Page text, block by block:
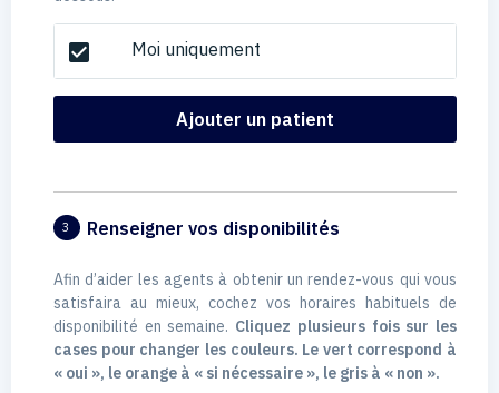
check_box Moi uniquement
Ajouter un patient
3 Renseigner vos disponibilités
Afin d’aider les agents à obtenir un rendez-vous qui vous
satisfaira au mieux, cochez vos horaires habituels de
disponibilité en semaine. Cliquez plusieurs fois sur les
cases pour changer les couleurs. Le vert correspond à
« oui », le orange à « si nécessaire », le gris à « non ».